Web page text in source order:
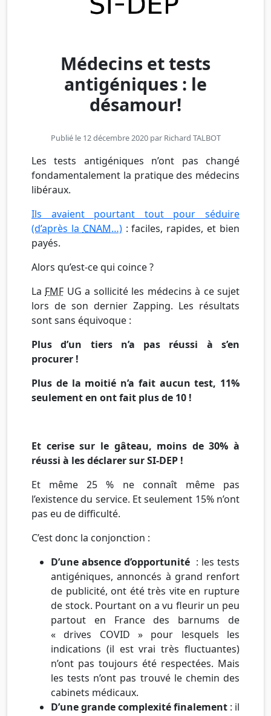
Médecins et tests
antigéniques : le
désamour!
Publié le 12 décembre 2020 par Richard TALBOT
Les tests antigéniques n’ont pas changé
fondamentalement la pratique des médecins
libéraux.
Ils avaient pourtant tout pour séduire
(d’après la CNAM…): faciles, rapides, et bien
payés.
Alors qu’est-ce qui coince ?
La FMF UG a sollicité les médecins à ce sujet
lors de son dernier Zapping. Les résultats
sont sans équivoque :
Plus d’un tiers n’a pas réussi à s’en
procurer !
Plus de la moitié n’a fait aucun test, 11%
seulement en ont fait plus de 10 !
Et cerise sur le gâteau, moins de 30% à
réussi à les déclarer sur SI-DEP !
Et même 25 % ne connaît même pas
l’existence du service. Et seulement 15% n’ont
pas eu de difficulté.
C’est donc la conjonction :
D’une absence d’opportunité : les tests
antigéniques, annoncés à grand renfort
de publicité, ont été très vite en rupture
de stock. Pourtant on a vu fleurir un peu
partout en France des barnums de
« drives COVID » pour lesquels les
indications (il est vrai très fluctuantes)
n’ont pas toujours été respectées. Mais
les tests n’ont pas trouvé le chemin des
cabinets médicaux.
D’une grande complexité finalement : il